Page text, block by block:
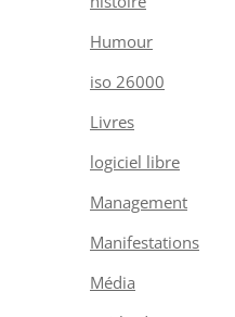
Humour
iso 26000
Livres
logiciel libre
Management
Manifestations
Média